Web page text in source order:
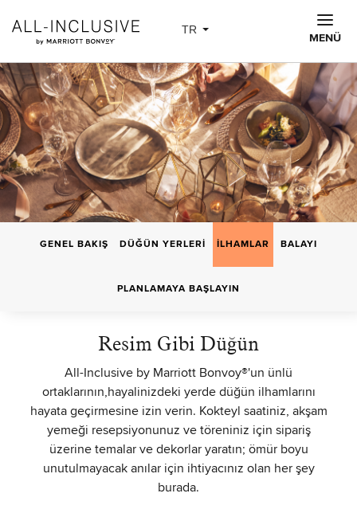
MENÜ
TR
GENEL BAKIŞ DÜĞÜN YERLERI İLHAMLAR BALAYI
PLANLAMAYA BAŞLAYIN
Resim Gibi Düğün
All-Inclusive by Marriott Bonvoy®'un ünlü
ortaklarının,hayalinizdeki yerde düğün ilhamlarını
hayata geçirmesine izin verin. Kokteyl saatiniz, akşam
yemeği resepsiyonunuz ve töreniniz için sipariş
üzerine temalar ve dekorlar yaratın; ömür boyu
unutulmayacak anılar için ihtiyacınız olan her şey
burada.